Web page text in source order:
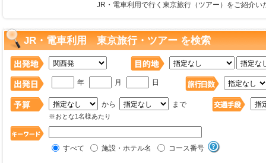
JR・電車利用で行く東京旅行（ツアー）をご紹介い
JR・電車利用 東京旅行・ツアー を検索
年 月 日
から まで
※おとな1名様あたり
すべて 施設・ホテル名 コース番号